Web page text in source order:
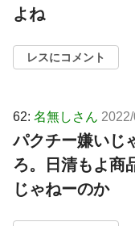
よね
レスにコメント
62: 名無しさん
パクチー嫌いじ
ろ。日清もよ商
じゃねーのか